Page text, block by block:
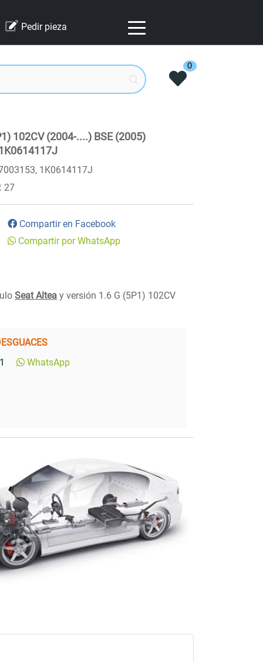
Pedir pieza
0
102CV (2004-....) BSE (2005)
1K0614117J
27
Compartir en Facebook
Compartir por WhatsApp
Seat Altea y versión 1.6 G (5P1) 102CV
WhatsApp